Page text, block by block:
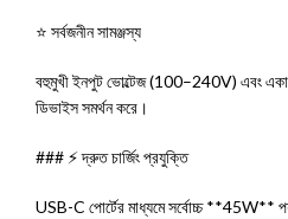
⭐ সর্বজনীন সামঞ্জস্য
বহুমুখী ইনপুট ভোল্টেজ (100–240V) এবং
ডিভাইস সমর্থন করে।
### ⚡ দ্রুত চার্জিং প্রযুক্তি
USB-C পোর্টের মাধ্যমে সর্বোচ্চ **45W**